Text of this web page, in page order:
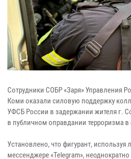
Cотрудники СОБР «Заря» Управления
Коми оказали силовую поддержку
УФСБ России в задержании жителя г.
в публичном оправдании терроризма в
Установлено, что фигурант, используя
мессенджере «Telegram»,